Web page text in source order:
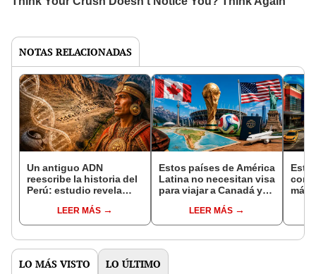
NOTAS RELACIONADAS
Un antiguo ADN
reescribe la historia del
Perú: estudio revela
de más de 700 km siglos
antes de los incas
LEER MÁS
Estos países de América
Latina no necesitan visa
para viajar a Canadá y
del Mundial 2026
LEER MÁS
más
LO MÁS VISTO LO ÚLTIMO